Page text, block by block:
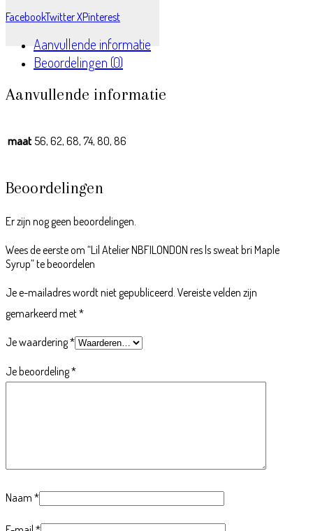
FacebookTwitter XPinterest
Aanvullende informatie
Beoordelingen (0)
Aanvullende informatie
maat 56, 62, 68, 74, 80, 86
Beoordelingen
Er zijn nog geen beoordelingen.
Wees de eerste om “Lil Atelier NBFILONDON res ls sweat bri Maple
Syrup” te beoordelen
Je e-mailadres wordt niet gepubliceerd. Vereiste velden zijn
gemarkeerd met*
Je waardering*
Je beoordeling*
Naam *